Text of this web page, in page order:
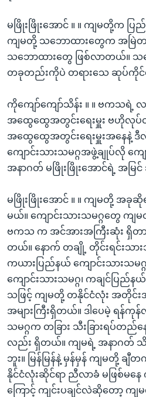
မဖြိုးဖြိုးအောင် ။ ။ ကျမတို့က ပ
ကျမတို့ သဘောထားတွေက အမြဲ
သဘောထားတွေ ဖြစ်လာတယ်။ သ
တခုတည်းကိုပဲ တရားသေ ဆုပ်ကိုင်
ကိုကျော်ကျော်သိန်း ။ ။ ဗကသရဲ့
အထွေထွေအတွင်းရေးမှူး ဗဟိုလုပ်
အထွေထွေအတွင်းရေးမှူးအနေနဲ့ ဒီ
ကျောင်းသားသမဂ္ဂအဖွဲ့ချုပ်လို ကျ
အနာဂတ် မဖြိုးဖြိုးအောင်ရဲ့ အမ
မဖြိုးဖြိုးအောင် ။ ။ ကျမတို့ အခုဆို
မယ်။ ကျောင်းသားသမဂ္ဂတွေ က
ဗကသ က အင်အားအကြီးဆုံး ရှိတာပ
တယ်။ နောက် တချို့ တိုင်းရင်းသား
ကယားပြည်နယ် ကျောင်းသားသမဂ္ဂ
ကျောင်းသားသမဂ္ဂ၊ ကချင်ပြည်န
သဖြင့် ကျမတို့ တနိုင်ငံလုံး အတိုင်
အများကြီးရှိတယ်။ ဒါပေမဲ့ ရန်ကုန်
သမဂ္ဂက တခြား သီးခြားရပ်တည်
လည်း ရှိတယ်။ ကျမရဲ့ အနာဂတ် သိပ်
ဘူး။ မြန်မြန်နဲ့ မှန်မှန် ကျမတို့ ခ
နိုင်ငံလုံးဆိုင်ရာ ညီလာခံ မဖြစ်မန
ကြောင့် ကျင်းပချင်လဲဆိုတော့ ကျ